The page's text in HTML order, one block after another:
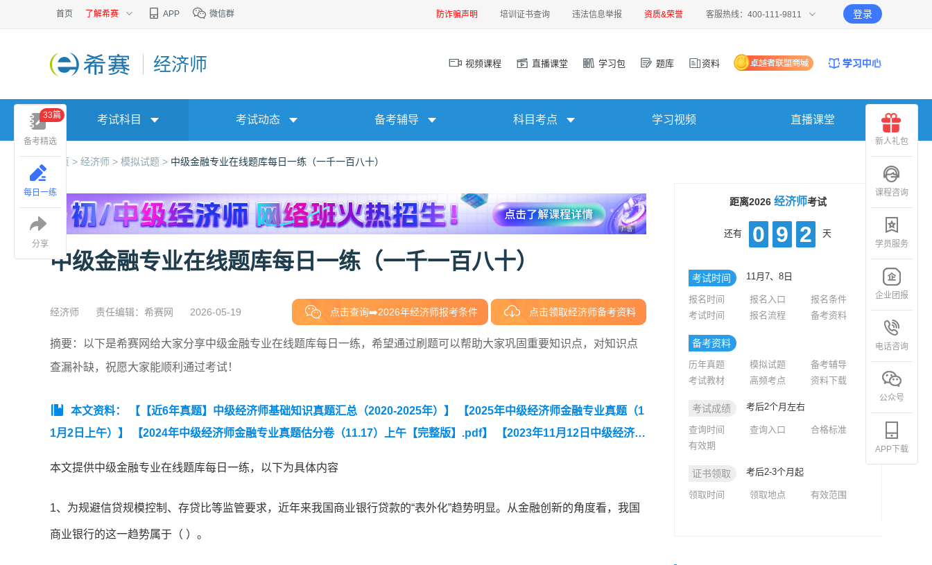
首页 了解希赛 APP 微信群 防诈骗声明 培训证书查询 违法信息举报 资质&荣誉 客服热线：400-111-9811 登录
经济师 视频课程 直播课堂 学习包 题库 资料
考试科目 考试动态 备考辅导 科目考点 学习视频 直播课堂
首页 > 经济师 > 模拟试题 > 中级金融专业在线题库每日一练（一千一百八十）
广告
中级金融专业在线题库每日一练（一千一百八十）
经济师 责任编辑：希赛网 2026-05-19 点击查询➡️2026年经济师报考条件 点击领取经济师备考资料
摘要：以下是希赛网给大家分享中级金融专业在线题库每日一练，希望通过刷题可以帮助大家巩固重要知识点，对知识点
查漏补缺，祝愿大家能顺利通过考试！
本文资料： 【【近6年真题】中级经济师基础知识真题汇总（2020-2025年）】
【2025年中级经济师金融专业真题（1
1月2日上午）】
【2024年中级经济师金融专业真题估分卷（11.17）上午【完整版】.pdf】
【2023年11月12日中级经济师
本文提供中级金融专业在线题库每日一练，以下为具体内容
1、为规避信贷规模控制、存贷比等监管要求，近年来我国商业银行贷款的“表外化”趋势明显。从金融创新的角度看，我国
商业银行的这一趋势属于（ ）。
距离2026 经济师考试
还有 0 9 2 天
考试时间 11月7、8日
报名时间 报名入口
报名条件
考试时间
报名流程 备考资料
备考资料
历年真题 模拟试题
备考辅导
考试教材
高频考点 资料下载
考试成绩 考后2个月左右
查询时间 查询入口
合格标准
有效期
证书领取 考后2-3个月起
领取时间 领取地点 有效范围
备考精选
33篇
每日一练
分享
新人礼包
课程咨询
学员服务
企业团报
电话咨询
公众号
APP下载